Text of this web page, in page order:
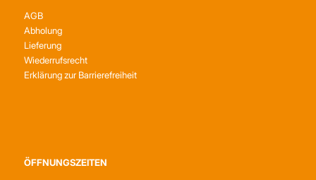
AGB
Abholung
Lieferung
Wiederrufsrecht
Erklärung zur Barrierefreiheit
ÖFFNUNGSZEITEN